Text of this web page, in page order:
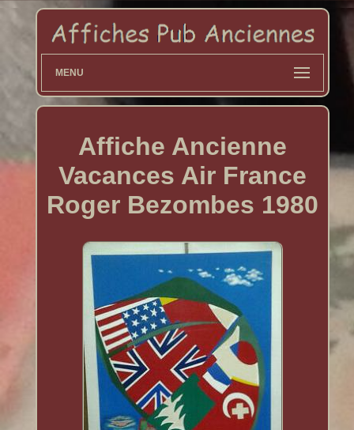
MENU
Affiche Ancienne
Vacances Air France
Roger Bezombes 1980